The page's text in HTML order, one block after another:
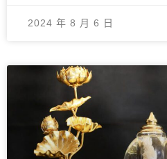
2024 年 8 月 6 日